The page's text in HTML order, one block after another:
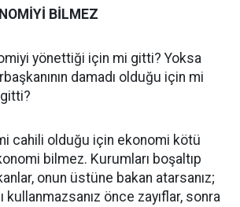
BİLMEZ
yönettiği için mi gitti? Yoksa
damadı olduğu için mi
cahili olduğu için ekonomi kötü
bilmez. Kurumları boşaltıp
onun üstüne bakan atarsanız;
kullanmazsanız önce zayıflar, sonra